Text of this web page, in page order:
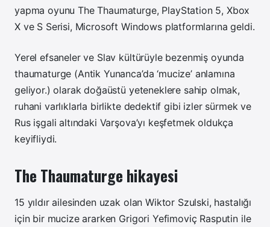
yapma oyunu The Thaumaturge, PlayStation 5, Xbox
X ve S Serisi, Microsoft Windows platformlarına geldi.
Yerel efsaneler ve Slav kültürüyle bezenmiş oyunda
thaumaturge (Antik Yunanca’da ‘mucize’ anlamına
geliyor.) olarak doğaüstü yeteneklere sahip olmak,
ruhani varlıklarla birlikte dedektif gibi izler sürmek ve
Rus işgali altındaki Varşova’yı keşfetmek oldukça
keyifliydi.
The Thaumaturge hikayesi
15 yıldır ailesinden uzak olan Wiktor Szulski, hastalığı
için bir mucize ararken Grigori Yefimoviç Rasputin ile